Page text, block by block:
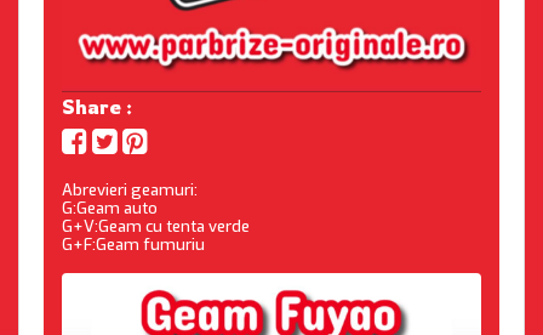
Share :
Abrevieri geamuri:
G:Geam auto
G+V:Geam cu tenta verde
G+F:Geam fumuriu